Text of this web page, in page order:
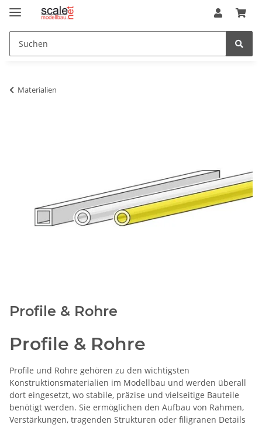
Materialien
Profile & Rohre
Profile & Rohre
Profile und Rohre gehören zu den wichtigsten
Konstruktionsmaterialien im Modellbau und werden überall
dort eingesetzt, wo stabile, präzise und vielseitige Bauteile
benötigt werden. Sie ermöglichen den Aufbau von Rahmen,
Verstärkungen, tragenden Strukturen oder filigranen Details